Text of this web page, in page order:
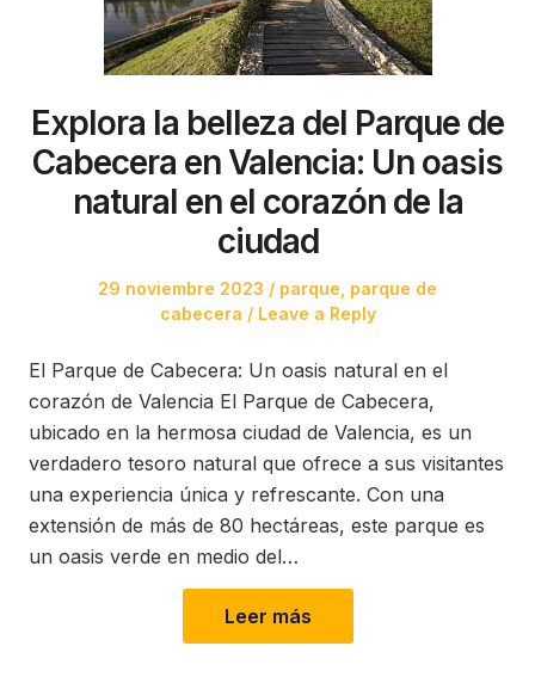
Explora la belleza del Parque de
Cabecera en Valencia: Un oasis
natural en el corazón de la
ciudad
Posted
29 noviembre 2023
Posted
in
parque parque de
cabecera
Leave a Reply
El Parque de Cabecera: Un oasis natural en el
corazón de Valencia El Parque de Cabecera,
ubicado en la hermosa ciudad de Valencia, es un
verdadero tesoro natural que ofrece a sus visitantes
una experiencia única y refrescante. Con una
extensión de más de 80 hectáreas, este parque es
un oasis verde en medio del…
Leer más